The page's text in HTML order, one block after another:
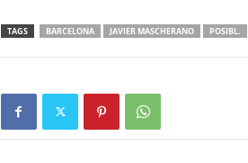
TAGS BARCELONA JAVIER MASCHERANO POSIBL.